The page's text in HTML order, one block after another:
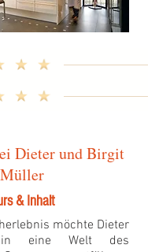
Dieter und Birgit
Müller
& Inhalt
möchte Dieter
eine Welt des